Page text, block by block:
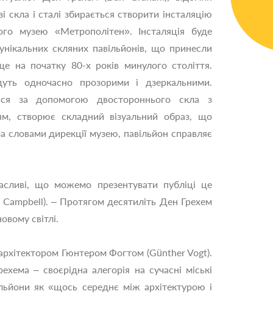
скла і сталі збирається створити інсталяцію
музею «Метрополітен». Інсталяція буде
скляних павільйонів, що принесли
на початку 80-х років минулого століття.
одночасно прозорими і дзеркальними.
за допомогою двостороннього скла з
створює складний візуальний образ, що
словами дирекції музею, павільйон справляє
що можемо презентувати публіці це
– Протягом десятиліть Ден Грехем
світлі.
Гюнтером Фогтом (Günther Vogt).
– своєрідна алегорія на сучасні міські
як «щось середнє між архітектурою і